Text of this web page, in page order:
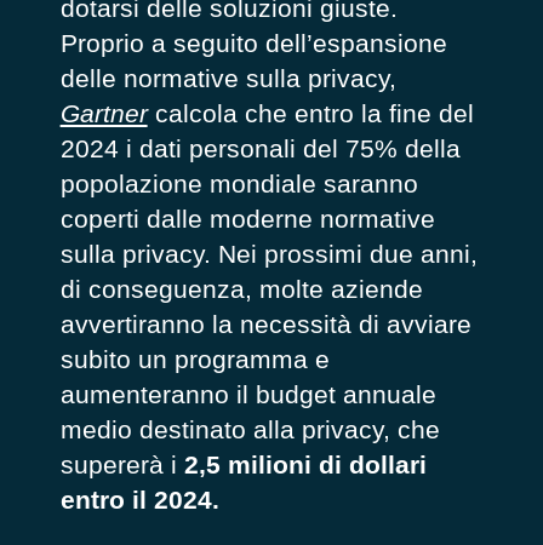
dotarsi delle soluzioni giuste.
Proprio a seguito dell’espansione
delle normative sulla privacy,
Gartnercalcola che entro la fine del
2024 i dati personali del 75% della
popolazione mondiale saranno
coperti dalle moderne normative
sulla privacy. Nei prossimi due anni,
di conseguenza, molte aziende
avvertiranno la necessità di avviare
subito un programma e
aumenteranno il budget annuale
medio destinato alla privacy, che
supererà i 2,5 milioni di dollari
entro il 2024.